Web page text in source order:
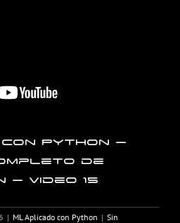
con Python –
de
Video 15
| ML Aplicado con Python | Sin